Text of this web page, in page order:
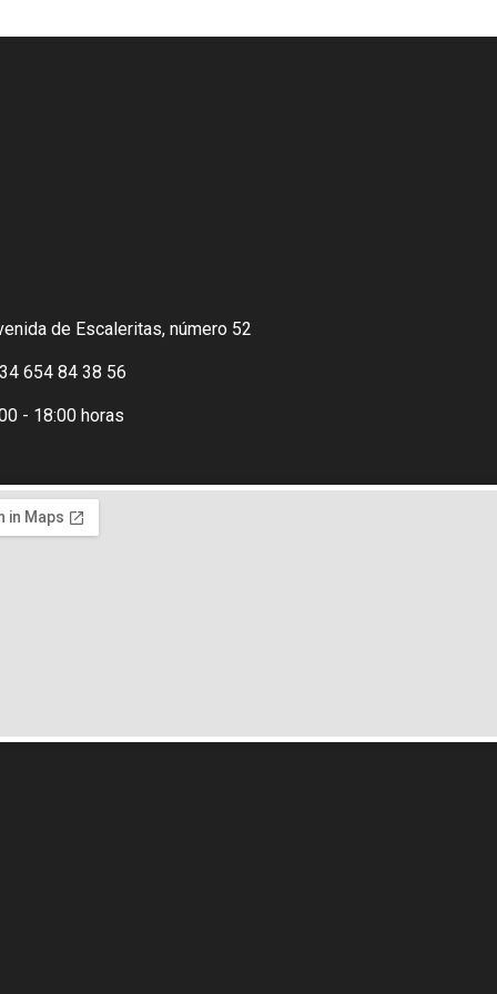
de Escaleritas, número 52
654 84 38 56
- 18:00 horas